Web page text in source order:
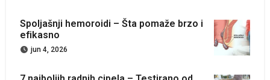
Spoljašnji hemoroidi – Šta pomaže brzo i
efikasno
jun 4, 2026